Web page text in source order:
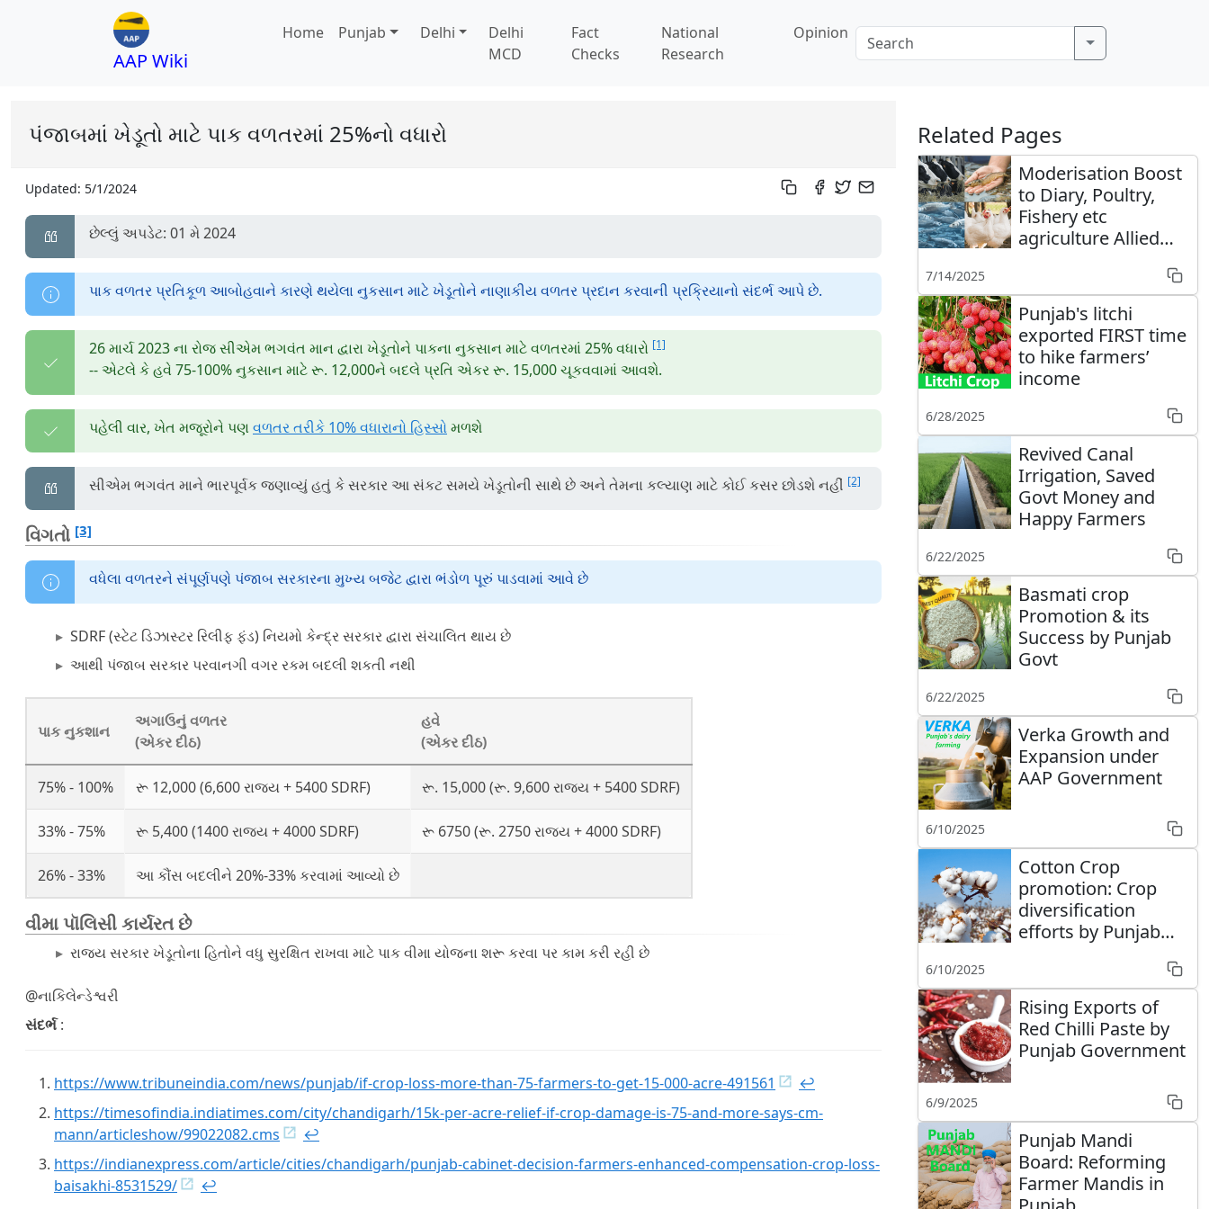
AAP Wiki
Home Punjab Delhi
Delhi
MCD
Fact
Checks
National
Research
Opinion
પંજાબમાં ખેડૂતો માટે પાક વળતરમાં 25%નો વધારો
Updated: 5/1/2024
છેલ્લું અપડેટ: 01 મે 2024
પાક વળતર પ્રતિકૂળ આબોહવાને કારણે થયેલા નુકસાન માટે ખેડૂતોને નાણાકીય વળતર પ્રદાન કરવાની પ્રક્રિયાનો સંદર્ભ આપે છે.
26 માર્ચ 2023 ના રોજ સીએમ ભગવંત માન દ્વારા ખેડૂતોને પાકના નુકસાન માટે વળતરમાં 25% વધારો [1]
-- એટલે કે હવે 75-100% નુકસાન માટે રૂ. 12,000ને બદલે પ્રતિ એકર રૂ. 15,000 ચૂકવવામાં આવશે.
પહેલી વાર, ખેત મજૂરોને પણવળતર તરીકે 10% વધારાનો હિસ્સોમળશે
સીએમ ભગવંત માને ભારપૂર્વક જણાવ્યું હતું કે સરકાર આ સંકટ સમયે ખેડૂતોની સાથે છે અને તેમના કલ્યાણ માટે કોઈ કસર છોડશે નહીં [2]
વિગતો [3]
વધેલા વળતરને સંપૂર્ણપણે પંજાબ સરકારના મુખ્ય બજેટ દ્વારા ભંડોળ પૂરું પાડવામાં આવે છે
SDRF (સ્ટેટ ડિઝાસ્ટર રિલીફ ફંડ) નિયમો કેન્દ્ર સરકાર દ્વારા સંચાલિત થાય છે
આથી પંજાબ સરકાર પરવાનગી વગર રકમ બદલી શકતી નથી
પાક નુકશાન
અગાઉનું વળતર
(એકર દીઠ)
હવે
(એકર દીઠ)
75% - 100% રૂ 12,000 (6,600 રાજ્ય + 5400 SDRF) રૂ. 15,000 (રૂ. 9,600 રાજ્ય + 5400 SDRF)
33% - 75% રૂ 5,400 (1400 રાજ્ય + 4000 SDRF) રૂ 6750 (રૂ. 2750 રાજ્ય + 4000 SDRF)
26% - 33% આ કૌંસ બદલીને 20%-33% કરવામાં આવ્યો છે
વીમા પૉલિસી કાર્યરત છે
રાજ્ય સરકાર ખેડૂતોના હિતોને વધુ સુરક્ષિત રાખવા માટે પાક વીમા યોજના શરૂ કરવા પર કામ કરી રહી છે
@નાકિલેન્ડેશ્વરી
સંદર્ભ:
https://www.tribuneindia.com/news/punjab/if-crop-loss-more-than-75-farmers-to-get-15-000-acre-491561
↩︎
https://timesofindia.indiatimes.com/city/chandigarh/15k-per-acre-relief-if-crop-damage-is-75-and-more-says-cm-
mann/articleshow/99022082.cms
↩︎
https://indianexpress.com/article/cities/chandigarh/punjab-cabinet-decision-farmers-enhanced-compensation-crop-loss-
baisakhi-8531529/
↩︎
Related Pages
Moderisation Boost
to Diary, Poultry,
Fishery etc
agriculture Allied
7/14/2025
Punjab's litchi
exported FIRST time
to hike farmers’
income
6/28/2025
Revived Canal
Irrigation, Saved
Govt Money and
Happy Farmers
6/22/2025
Basmati crop
Promotion & its
Success by Punjab
Govt
6/22/2025
Verka Growth and
Expansion under
AAP Government
6/10/2025
Cotton Crop
promotion: Crop
diversification
efforts by Punjab
6/10/2025
Rising Exports of
Red Chilli Paste by
Punjab Government
6/9/2025
Punjab Mandi
Board: Reforming
Farmer Mandis in